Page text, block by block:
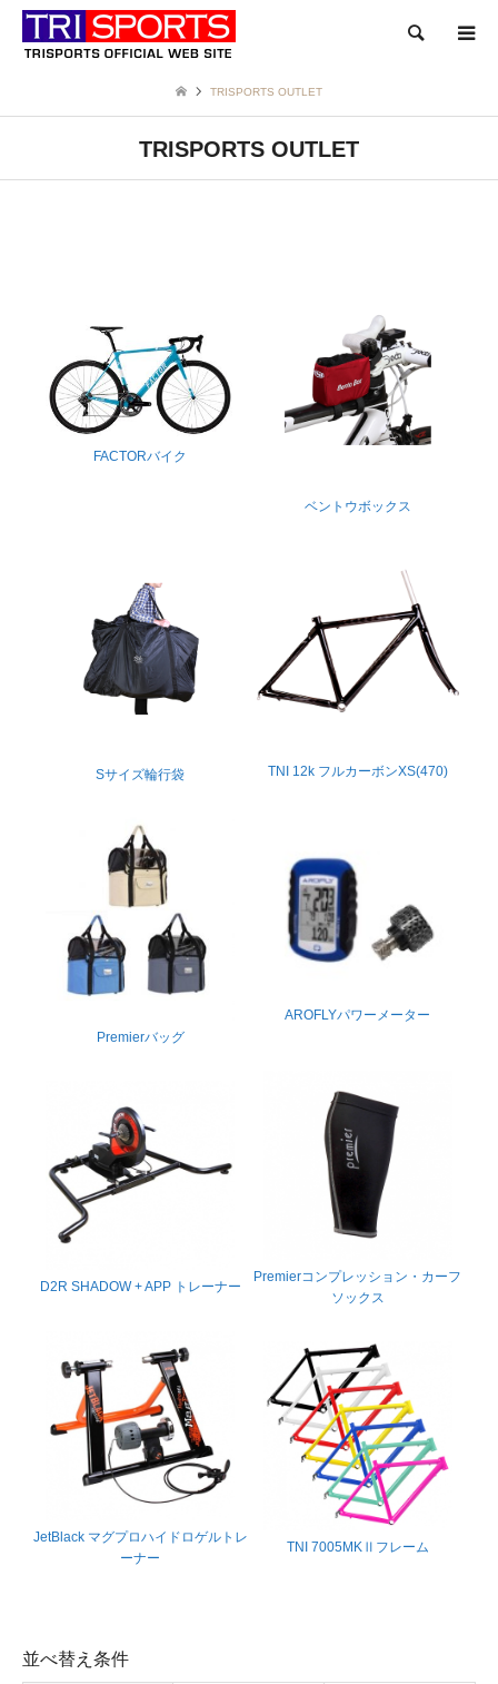
検索
TRISPORTS OUTLET
TRISPORTS OUTLET
FACTORバイク
ベントウボックス
Sサイズ輪行袋 TNI 12k フルカーボンXS(470)
Premierバッグ
AROFLYパワーメーター
D2R SHADOW + APP トレーナー
Premierコンプレッション・カーフ
ソックス
JetBlack マグプロハイドロゲルトレ
ーナー
TNI 7005MKⅡフレーム
並べ替え条件